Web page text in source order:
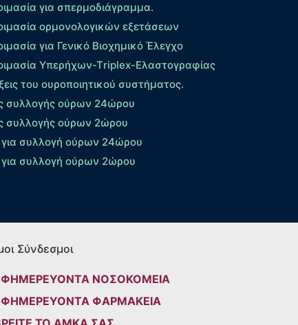
για σπερμοδιάγραμμα.
ορμονολογικών εξετάσεων
για Γενικό Βιοχημικό Έλεγχο
Υπερήχων-Τriplex-Ελαστογραφίας
του ουροποιητικού συστήματος.
συλλογής ούρων 24ώρου
συλλογής ούρων 2ώρου
για συλλογή ούρων 24ώρου
για συλλογή ούρων 2ώρου
Σύνδεσμοι
ΝΟΣΟΚΟΜΕΙΑ
ΦΑΡΜΑΚΕΙΑ